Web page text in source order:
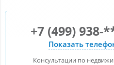
+7 (499) 938-
Показать
Консультации по